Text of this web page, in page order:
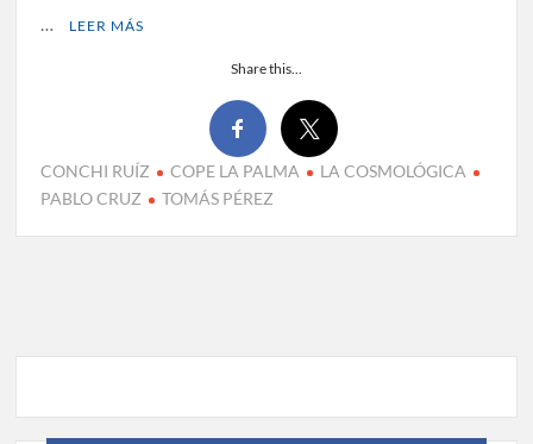
…
LEER MÁS
Share this...
CONCHI RUÍZ COPE LA PALMA
LA COSMOLÓGICA
PABLO CRUZ
TOMÁS PÉREZ